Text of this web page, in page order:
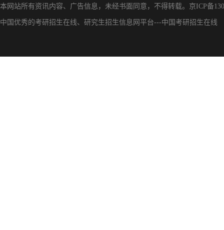
本网站所有资讯内容、广告信息，未经书面同意，不得转载。 京ICP备
中国优秀的考研招生在线、 研究生招生信息网 平台---中国考研招生在线